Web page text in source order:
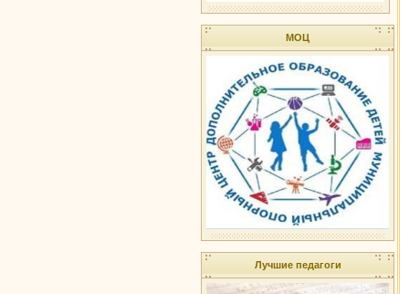
МОЦ
Лучшие педагоги